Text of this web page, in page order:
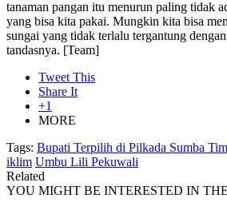
tanaman pangan itu menurun paling tidak
yang bisa kita pakai. Mungkin kita bisa
sungai yang tidak terlalu tergantung
tandasnya. [Team]
Tweet This
Share It
+1
MORE
Tags: Bupati Terpilih di Pilkada Sumba
iklim Umbu Lili Pekuwali
Related
YOU MIGHT BE INTERESTED IN